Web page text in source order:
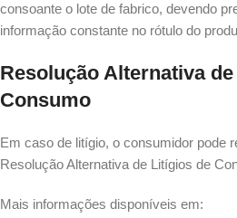
consoante o lote de fabrico, devendo
informação constante no rótulo do
Resolução Alternativa
Consumo
Em caso de litígio, o consumidor pode
Resolução Alternativa de Litígios de
Mais informações disponíveis em: